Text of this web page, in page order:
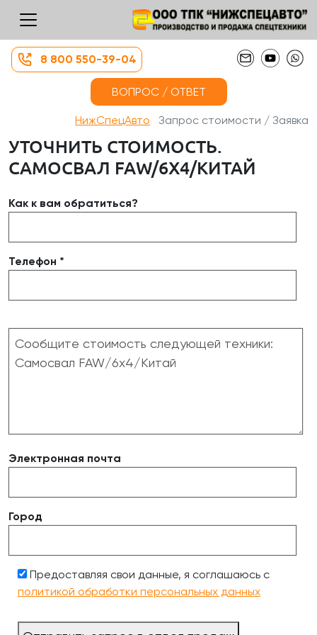
8 800 550-39-04
ВОПРОС / ОТВЕТ
НижСпецАвто Запрос стоимости / Заявка
УТОЧНИТЬ СТОИМОСТЬ.
САМОСВАЛ FAW/6Х4/КИТАЙ
Как к вам обратиться?
Телефон *
Электронная почта
Город
Предоставляя свои данные, я соглашаюсь с
политикой обработки персональных данных